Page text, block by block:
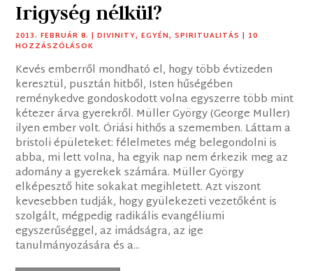
Irigység nélkül?
2013. FEBRUÁR 8. |DIVINITY,EGYÉN,SPIRITUALITÁS | 10
HOZZÁSZÓLÁSOK
Kevés emberről mondható el, hogy több évtizeden
keresztül, pusztán hitből, Isten hűségében
reménykedve gondoskodott volna egyszerre több mint
kétezer árva gyerekről. Müller György (George Muller)
ilyen ember volt. Óriási hithős a szememben. Láttam a
bristoli épületeket: félelmetes még belegondolni is
abba, mi lett volna, ha egyik nap nem érkezik meg az
adomány a gyerekek számára. Müller György
elképesztő hite sokakat megihletett. Azt viszont
kevesebben tudják, hogy gyülekezeti vezetőként is
szolgált, mégpedig radikális evangéliumi
egyszerűséggel, az imádságra, az ige
tanulmányozására és a...